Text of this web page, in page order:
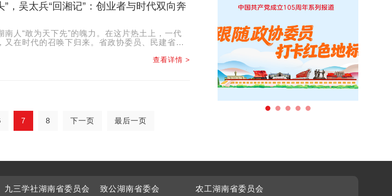
”，吴太兵“回湘记”：创业者与时代双向奔
人“敢为天下先”的魄力。在这片热土上，一代
又在时代的召唤下归来。省政协委员、民建省委
查看详情 >
7 8 下一页 最后一页
九三学社湖南省委员会 致公湖南省委会 农工湖南省委员会